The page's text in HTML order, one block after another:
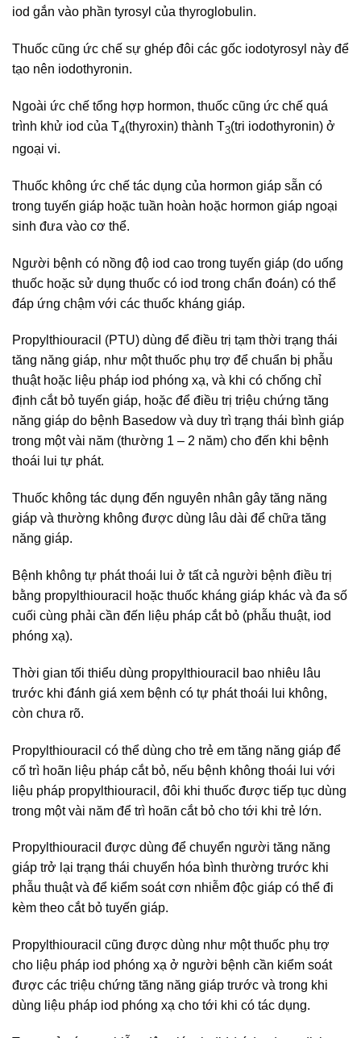
iod gắn vào phần tyrosyl của thyroglobulin.
Thuốc cũng ức chế sự ghép đôi các gốc iodotyrosyl này để
tạo nên iodothyronin.
Ngoài ức chế tổng hợp hormon, thuốc cũng ức chế quá
trình khử iod của T4(thyroxin) thành T3(tri iodothyronin) ở
ngoại vi.
Thuốc không ức chế tác dụng của hormon giáp sẵn có
trong tuyến giáp hoặc tuần hoàn hoặc hormon giáp ngoại
sinh đưa vào cơ thể.
Người bệnh có nồng độ iod cao trong tuyến giáp (do uống
thuốc hoặc sử dụng thuốc có iod trong chẩn đoán) có thể
đáp ứng chậm với các thuốc kháng giáp.
Propylthiouracil (PTU) dùng để điều trị tạm thời trạng thái
tăng năng giáp, như một thuốc phụ trợ để chuẩn bị phẫu
thuật hoặc liệu pháp iod phóng xạ, và khi có chống chỉ
định cắt bỏ tuyến giáp, hoặc để điều trị triệu chứng tăng
năng giáp do bệnh Basedow và duy trì trạng thái bình giáp
trong một vài năm (thường 1 – 2 năm) cho đến khi bệnh
thoái lui tự phát.
Thuốc không tác dụng đến nguyên nhân gây tăng năng
giáp và thường không được dùng lâu dài để chữa tăng
năng giáp.
Bệnh không tự phát thoái lui ở tất cả người bệnh điều trị
bằng propylthiouracil hoặc thuốc kháng giáp khác và đa số
cuối cùng phải cần đến liệu pháp cắt bỏ (phẫu thuật, iod
phóng xạ).
Thời gian tối thiểu dùng propylthiouracil bao nhiêu lâu
trước khi đánh giá xem bệnh có tự phát thoái lui không,
còn chưa rõ.
Propylthiouracil có thể dùng cho trẻ em tăng năng giáp để
cố trì hoãn liệu pháp cắt bỏ, nếu bệnh không thoái lui với
liệu pháp propylthiouracil, đôi khi thuốc được tiếp tục dùng
trong một vài năm để trì hoãn cắt bỏ cho tới khi trẻ lớn.
Propylthiouracil được dùng để chuyển người tăng năng
giáp trở lại trạng thái chuyển hóa bình thường trước khi
phẫu thuật và để kiểm soát cơn nhiễm độc giáp có thể đi
kèm theo cắt bỏ tuyến giáp.
Propylthiouracil cũng được dùng như một thuốc phụ trợ
cho liệu pháp iod phóng xạ ở người bệnh cần kiểm soát
được các triệu chứng tăng năng giáp trước và trong khi
dùng liệu pháp iod phóng xạ cho tới khi có tác dụng.